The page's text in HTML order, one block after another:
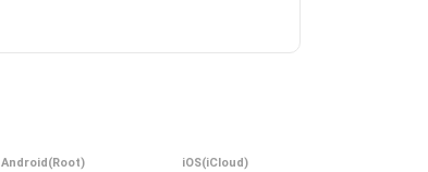
Android(Root)
iOS(iCloud)